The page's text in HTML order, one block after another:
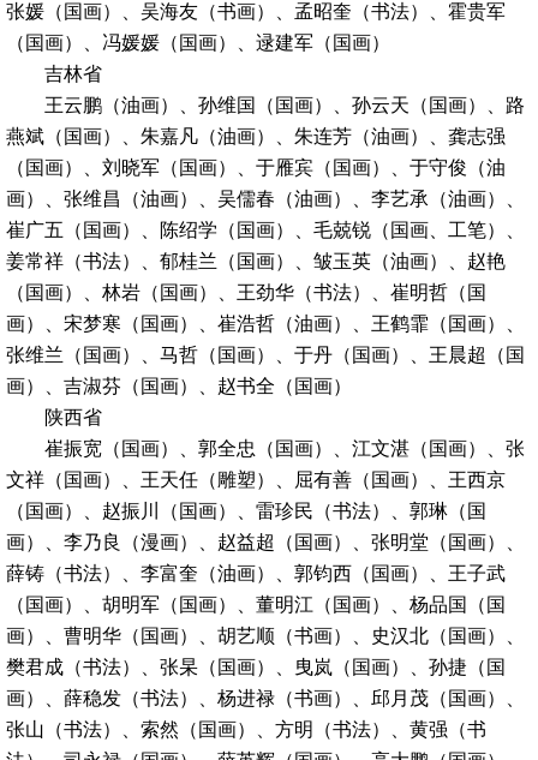
张媛（国画）、吴海友（书画）、孟昭奎（书法）、霍贵军
（国画）、冯媛媛（国画）、逯建军（国画）
吉林省
王云鹏（油画）、孙维国（国画）、孙云天（国画）、路
燕斌（国画）、朱嘉凡（油画）、朱连芳（油画）、龚志强
（国画）、刘晓军（国画）、于雁宾（国画）、于守俊（油
画）、张维昌（油画）、吴儒春（油画）、李艺承（油画）、
崔广五（国画）、陈绍学（国画）、毛兢锐（国画、工笔）、
姜常祥（书法）、郁桂兰（国画）、皱玉英（油画）、赵艳
（国画）、林岩（国画）、王劲华（书法）、崔明哲（国
画）、宋梦寒（国画）、崔浩哲（油画）、王鹤霏（国画）、
张维兰（国画）、马哲（国画）、于丹（国画）、王晨超（国
画）、吉淑芬（国画）、赵书全（国画）
陕西省
崔振宽（国画）、郭全忠（国画）、江文湛（国画）、张
文祥（国画）、王天任（雕塑）、屈有善（国画）、王西京
（国画）、赵振川（国画）、雷珍民（书法）、郭琳（国
画）、李乃良（漫画）、赵益超（国画）、张明堂（国画）、
薛铸（书法）、李富奎（油画）、郭钧西（国画）、王子武
（国画）、胡明军（国画）、董明江（国画）、杨品国（国
画）、曹明华（国画）、胡艺顺（书画）、史汉北（国画）、
樊君成（书法）、张杲（国画）、曳岚（国画）、孙捷（国
画）、薛稳发（书法）、杨进禄（书画）、邱月茂（国画）、
张山（书法）、索然（国画）、方明（书法）、黄强（书